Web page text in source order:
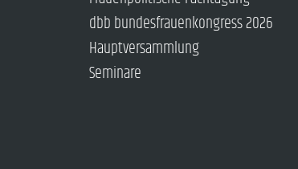
dbb bundesfrauenkongress 2026
Hauptversammlung
Seminare